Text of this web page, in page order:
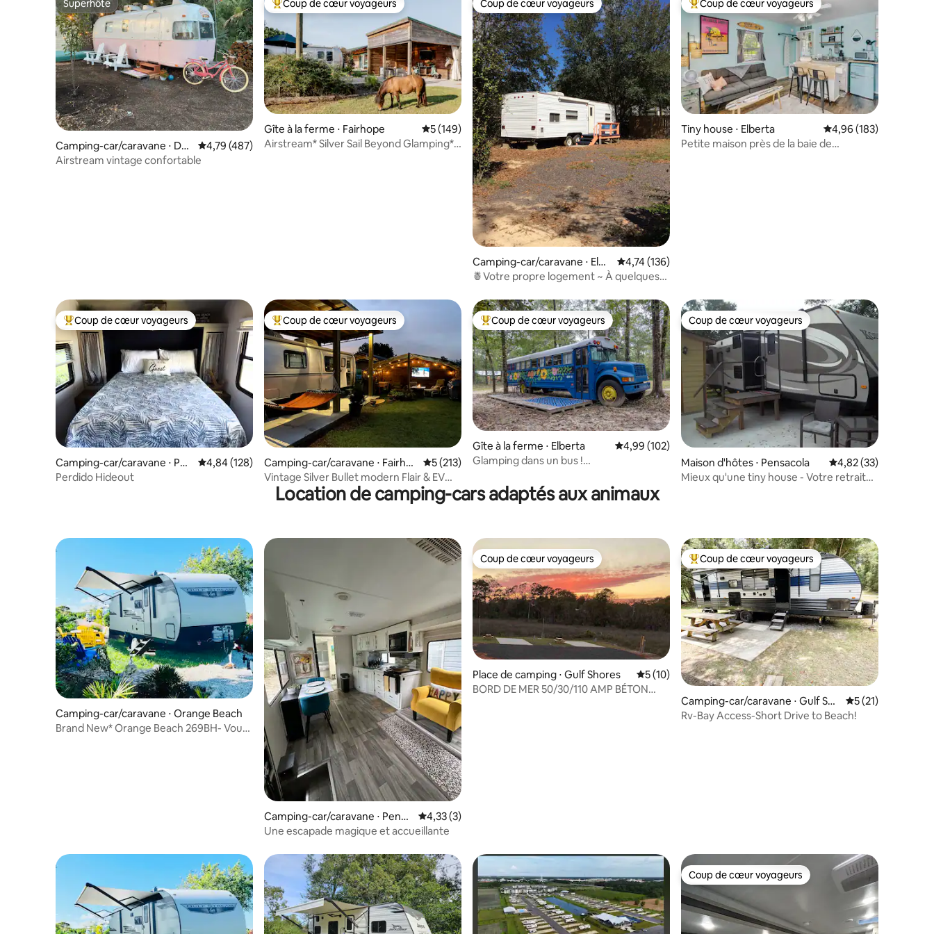
Superhôte
Superhôte
Camping-car/caravane ⋅ Do
wntown Pensacola
Évaluation moyenne sur la base de 487 commentaires : 4,79 sur 5
4,79 (487)
Airstream vintage confortable
Coups de cœur voyageurs les plus appréciés
Coup de cœur voyageurs
Gîte à la ferme ⋅ Fairhope Évaluation moyenne sur la base de 149 commentaires : 5 sur 5
5 (149)
Airstream* Silver Sail Beyond Glamping*
Coup de cœur voyageurs
Coup de cœur voyageurs
Camping-car/caravane ⋅ Elbe
rta
Évaluation moyenne sur la base de 136 commentaires : 4,74 sur 5
4,74 (136)
🍍Votre propre logement ~ À quelques
Coups de cœur voyageurs les plus appréciés
Coup de cœur voyageurs
Tiny house ⋅ Elberta Évaluation moyenne
4,96 (183)
Petite maison près de la baie de
Coups de cœur voyageurs les plus appréciés
Coup de cœur voyageurs
Camping-car/caravane ⋅ Pen
sacola
Évaluation moyenne sur la base de 128 commentaires : 4,84 sur 5
4,84 (128)
Perdido Hideout
Coups de cœur voyageurs les plus appréciés
Coup de cœur voyageurs
Camping-car/caravane ⋅ Fairho
pe
Évaluation moyenne sur la base de 213 commentaires : 5 sur 5
5 (213)
Vintage Silver Bullet modern Flair & EV
Charg WIFI
Coups de cœur voyageurs les plus appréciés
Coup de cœur voyageurs
Gîte à la ferme ⋅ Elberta Évaluation moyenne sur la base de 102 commentaires : 4,99 sur 5
4,99 (102)
Glamping dans un bus !
Coup de cœur voyageurs
Coup de cœur voyageurs
Maison d'hôtes ⋅ Pensacola Évaluation moyenne
4,82 (33)
Mieux qu'une tiny house - Votre retraite
Location de camping-cars adaptés aux animaux
Camping-car/caravane ⋅ Orange Beach
Brand New* Orange Beach 269BH- Vous
Camping-car/caravane ⋅ Pensa
cola
Évaluation moyenne sur la base de 3 commentaires : 4,33 sur 5
4,33 (3)
Une escapade magique et accueillante
Coup de cœur voyageurs
Coup de cœur voyageurs
Place de camping ⋅ Gulf Shores Évaluation moyenne sur la base de 10 commentaires : 5 sur 5
5 (10)
BORD DE MER 50/30/110 AMP BÉTON
Coups de cœur voyageurs les plus appréciés
Coup de cœur voyageurs
Camping-car/caravane ⋅ Gulf Sho
res
Évaluation
5 (21)
Rv-Bay Access-Short Drive to Beach!
Coup de cœur voyageurs
Coup de cœur voyageurs